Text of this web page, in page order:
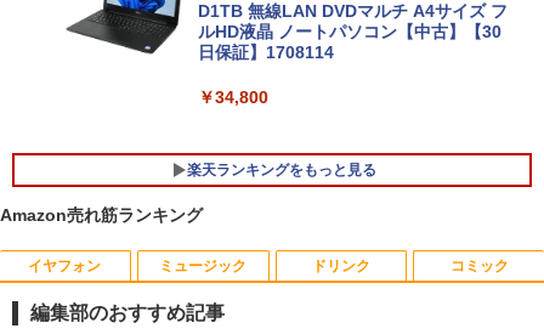
D1TB 無線LAN DVDマルチ A4サイズ フ
ルHD液晶 ノートパソコン【中古】【30
日保証】1708114
￥34,800
楽天ランキングをもっと見る
1
【送料無料】ETC: hp ProDesk 400 G6
Desktop Mini PC Core i5-10500T 2.30
GHz /メモリ16GB /SSD256GB/HDD500
1
【期間限定10%OFFクーポン 8/12 10時
まで】 モニター 21.5インチ 100Hz FHD
VAパネル スピーカー搭載 ブルーライト
1 夏帆 The Tale of KAHO [ 村上 春樹 ]
￥2,860
Amazon売れ筋ランキング
イヤフォン ミュージック ドリンク コミック
編集部のおすすめ記事